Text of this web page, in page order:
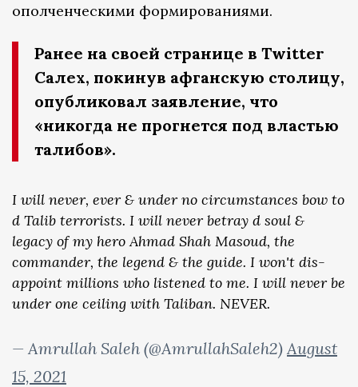
ополченческими формированиями.
Ранее на своей странице в Twitter
Салех, покинув афганскую столицу,
опубликовал заявление, что
«никогда не прогнется под властью
талибов».
I will never, ever & under no circumstances bow to
d Talib terrorists. I will never betray d soul &
legacy of my hero Ahmad Shah Masoud, the
commander, the legend & the guide. I won't dis-
appoint millions who listened to me. I will never be
under one ceiling with Taliban. NEVER.
— Amrullah Saleh (@AmrullahSaleh2) August
15, 2021